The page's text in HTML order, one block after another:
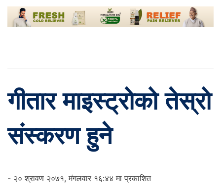
गीतार माइस्ट्रोको तेस्रो
संस्करण हुने
- २० श्रावण २०७१, मंगलवार १६:४४ मा प्रकाशित